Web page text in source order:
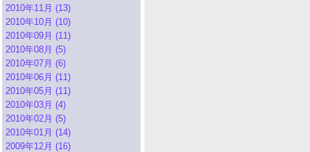
2010年11月 (13)
2010年10月 (10)
2010年09月 (11)
2010年08月 (5)
2010年07月 (6)
2010年06月 (11)
2010年05月 (11)
2010年03月 (4)
2010年02月 (5)
2010年01月 (14)
2009年12月 (16)